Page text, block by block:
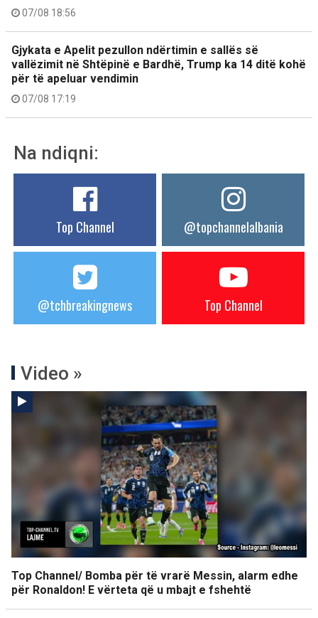
07/08 18:56
Gjykata e Apelit pezullon ndërtimin e sallës së
vallëzimit në Shtëpinë e Bardhë, Trump ka 14 ditë kohë
për të apeluar vendimin
07/08 17:19
Na ndiqni:
Top Channel @topchannelalbania
@tchbreakingnews Top Channel
Video »
Top Channel/ Bomba për të vrarë Messin, alarm edhe
për Ronaldon! E vërteta që u mbajt e fshehtë